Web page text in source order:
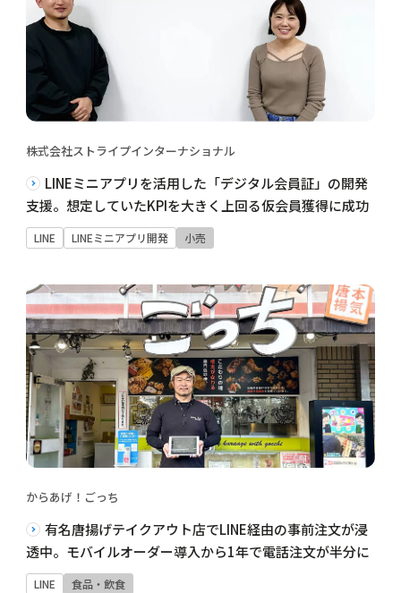
株式会社ストライプインターナショナル
LINEミニアプリを活用した「デジタル会員証」の開発
支援。想定していたKPIを大きく上回る仮会員獲得に成功
LINE LINEミニアプリ開発 小売
からあげ！ごっち
有名唐揚げテイクアウト店でLINE経由の事前注文が浸
透中。モバイルオーダー導入から1年で電話注文が半分に
LINE 食品・飲食